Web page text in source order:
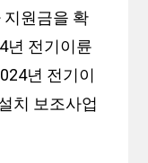
지원금을 확
년 전기이륜
년 전기이
치 보조사업